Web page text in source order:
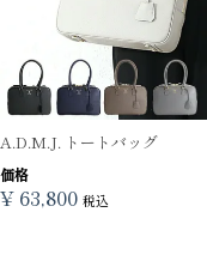
A.D.M.J. トートバッグ
価格
¥ 63,800 税込